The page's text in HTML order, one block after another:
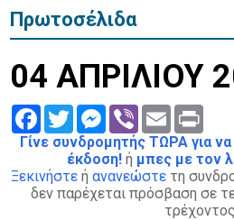
Πρωτοσέλιδα
04 ΑΠΡΙΛΙΟΥ
FacebookTwitter Messenger
Viber Email
Γίνε συνδρομητής ΤΩΡΑ για
έκδοση!ή μπες με τον
Ξεκινήστεή ανανεώστετη
δεν παρέχεται πρόσβαση σε